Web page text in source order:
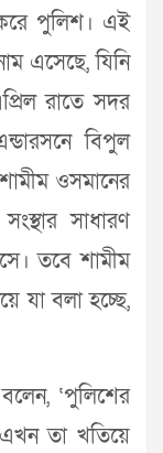
পুলিশ। এই
এসেছে, যিনি
রাতে সদর
বিপুল
ওসমানের
সাধারণ
তবে শামীম
যা বলা হচ্ছে,
বলেন, ‘পুলিশের
তা খতিয়ে